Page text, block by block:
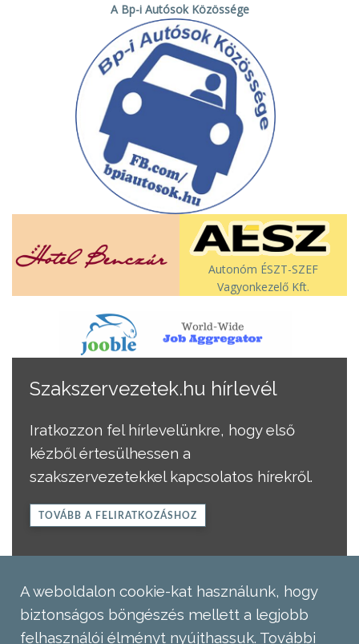
A Bp-i Autósok Közössége
Autonóm ÉSZT-SZEF
Vagyonkezelő Kft.
Szakszervezetek.hu hírlevél
Iratkozzon fel hírlevelünkre, hogy első
kézből értesülhessen a
szakszervezetekkel kapcsolatos hírekről.
TOVÁBB A FELIRATKOZÁSHOZ
A weboldalon cookie-kat használunk, hogy
biztonságos böngészés mellett a legjobb
felhasználói élményt nyújthassuk. További